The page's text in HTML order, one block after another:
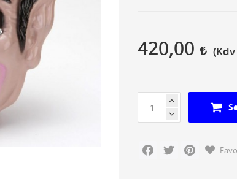
420,00
Facebook
Twitter Pinterest